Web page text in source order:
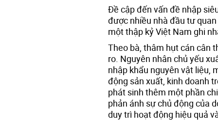
Đề cập đến vấn đề nhập
được nhiều nhà đầu tư
một thập kỷ Việt Nam ghi
Theo bà, thâm hụt cán cân
ro. Nguyên nhân chủ yếu
nhập khẩu nguyên vật liệu,
động sản xuất, kinh doanh
phát sinh thêm một phần
phản ánh sự chủ động của
duy trì hoạt động hiệu quả